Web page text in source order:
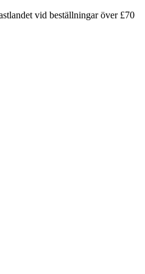
vid beställningar över £70